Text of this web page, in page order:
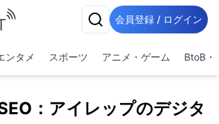
会員登録 / ログイン
ンタメ スポーツ アニメ・ゲーム BtoB・
：アイレップのデジタ